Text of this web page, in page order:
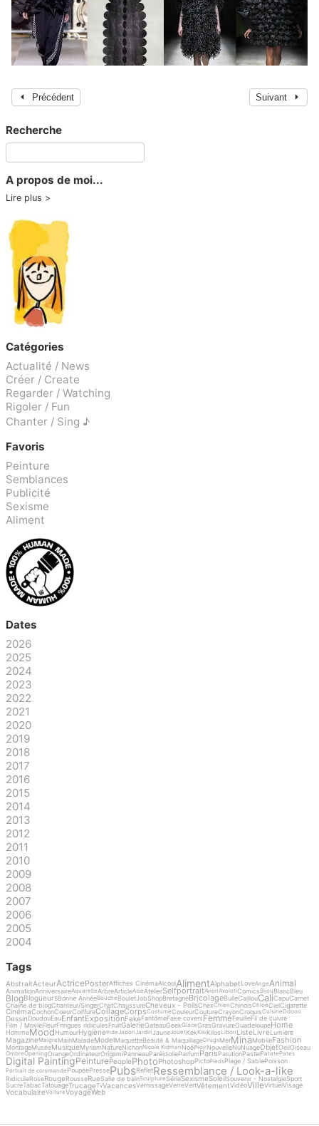
Précédent Suivant
Recherche
A propos de moi...
Lire plus
Catégories
Actualité / News
Créer / Create
Regarder / Watching
Rigoler / Fun
Chanter / Sing ♪
Favoris
Peinture
Semblances
Publicité
Sexisme
Aliment
Dates
2026
2025
2024
2023
2022
2021
2020
2019
2018
2017
2016
2015
2014
2013
2012
2011
2010
2009
2008
2007
2006
2005
2004
Tags
AbstraitActeurActricePosterAffiches CinémaAlcoolAlimentAlphabetLoveAngeAnimal
AnimationAnniversaireAquarelleArbreArticleAsieAtelierSelfportraitAvionAxolotlComicsBijou BlancBleu
BlogBlogueursBonne AnnéeBouche BouletJobShopBretagneBricolageBulleCaillouCaliCapuCarnet
Chaine de blogChanteur/SingerChatChaussureCheveux - PoilsChexChienChinoisChloéCielCigarette
CinémaCochonCoeurCoiffureCollageCorpsCostumeCouleurCoutureCrayonCroquisCuisineDdooo
DessinDoudouEauEnfantExpositionFakeFantômeFake coversFemmeFeuilleFil de cuivre
Film / MovieFleurFringues ridiculesFruitGalerieGateauGeekGlaceGrasGravureGuadeloupeHome
HommeMoodHumourHygièneIndeJaponJardinJauneJouetKekKikiKilosLibon ListeLivreLumière
MagazineMaigre MainMaladeModelMaquetteBeauté & MaquillageDrugsMerMinaMobileFashion
MontageMuséeMusiqueMyriamNatureNichonNicole Kidman NoëlNoirNouvelleNuNuageObjetOeilOiseau
OmbreOpeningOrangeOrdinateurOrigamiPanneauParéidolieParfumParisParutionPastelPatatePates
Digital PaintingPeinturePeoplePhotoPhotoshopPictoPiedsPlage / SablePoisson
Portrait de commande PoupéePressePubsRefletRessemblance / Look-a-like
RidiculeRoseRougeRousseRueSalle de bainSculptureSérieSexismeSoleilSouvenir - NostalgieSport
SucreTabacTatouageTrucageTvVacancesVernissageVerreVertVêtementVidéoVilleVirtuelVisage
VocabulaireVoitureVoyageWeb